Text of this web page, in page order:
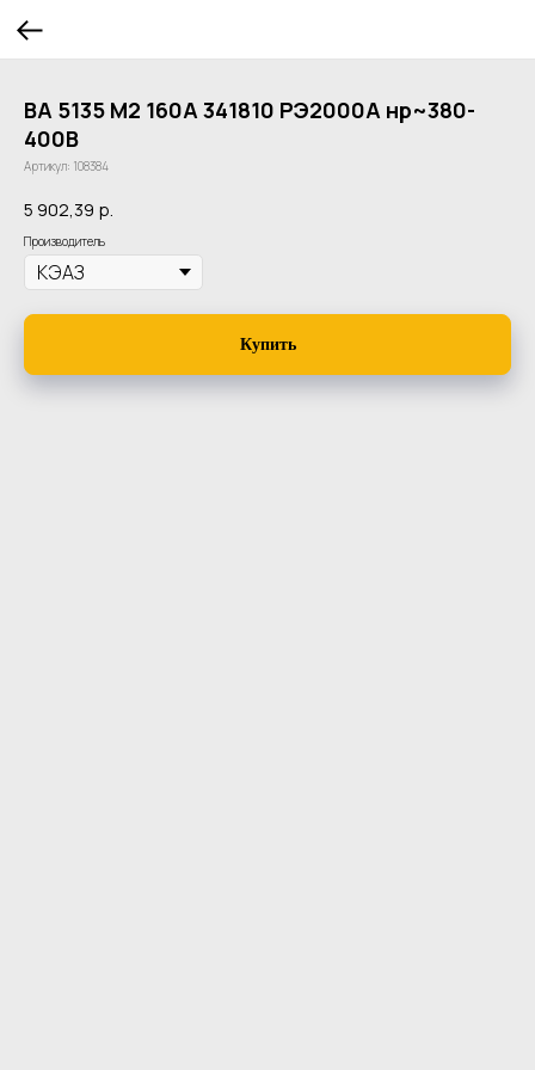
ВА 5135 М2 160А 341810 РЭ2000А нр~380-
400В
Артикул: 108384
5 902,39 р.
Производитель
Купить